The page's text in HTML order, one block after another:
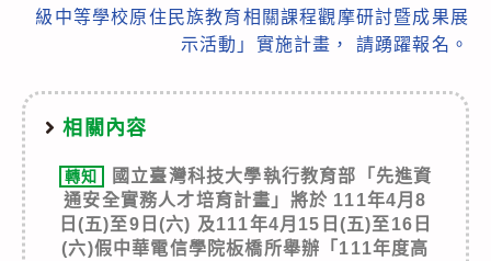
級中等學校原住民族教育相關課程觀摩研討暨成果展
示活動」實施計畫， 請踴躍報名。
相關內容
轉知
國立臺灣科技大學執行教育部「先進資
通安全實務人才培育計畫」將於 111年4月8
日(五)至9日(六) 及111年4月15日(五)至16日
(六)假中華電信學院板橋所舉辦「111年度高